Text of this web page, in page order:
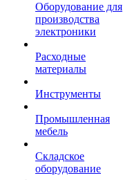
Оборудование для
производства
электроники
Расходные
материалы
Инструменты
Промышленная
мебель
Складское
оборудование